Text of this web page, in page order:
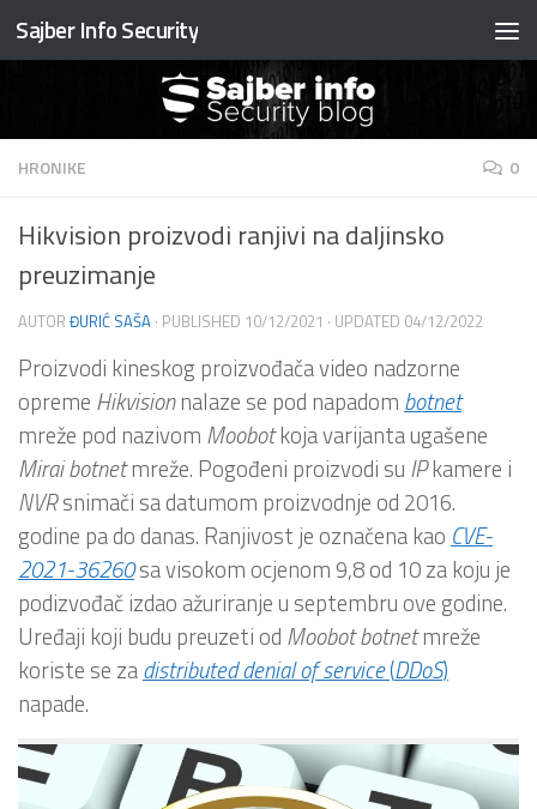
Preskočite na sadržaj
Sajber Info Security
HRONIKE 0
Hikvision proizvodi ranjivi na daljinsko
preuzimanje
AUTOR ĐURIĆ SAŠA · PUBLISHED 10/12/2021 · UPDATED 04/12/2022
Proizvodi kineskog proizvođača video nadzorne
opreme Hikvisionnalaze se pod napadom botnet
mreže pod nazivom Moobotkoja varijanta ugašene
Mirai botnetmreže. Pogođeni proizvodi su IPkamere i
NVRsnimači sa datumom proizvodnje od 2016.
godine pa do danas. Ranjivost je označena kao CVE-
2021-36260sa visokom ocjenom 9,8 od 10 za koju je
podizvođač izdao ažuriranje u septembru ove godine.
Uređaji koji budu preuzeti od Moobot botnetmreže
koriste se zadistributed denial of service(DDoS)
napade.